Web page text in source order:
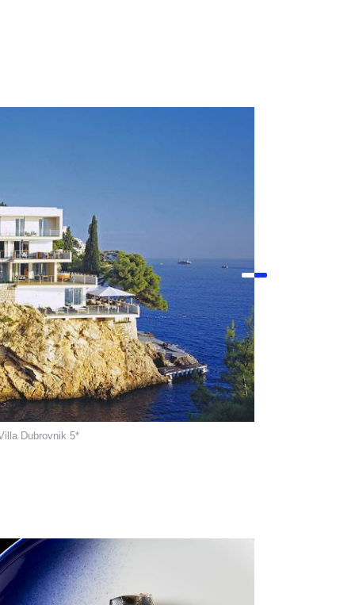
Dubrovnik 5*